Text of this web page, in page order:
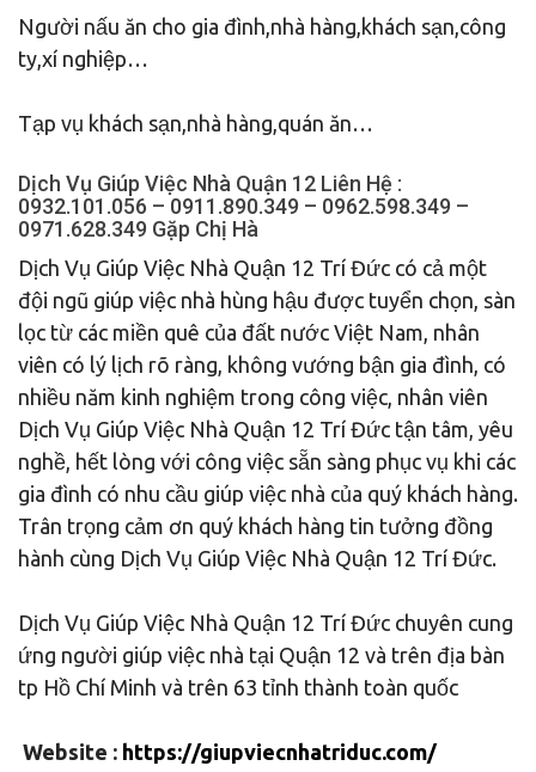
Người nấu ăn cho gia đình,nhà hàng,khách sạn,công
ty,xí nghiệp…
Tạp vụ khách sạn,nhà hàng,quán ăn…
Dịch Vụ Giúp Việc Nhà Quận 12 Liên Hệ :
0932.101.056 – 0911.890.349 – 0962.598.349 –
0971.628.349 Gặp Chị Hà
Dịch Vụ Giúp Việc Nhà Quận 12 Trí Đức có cả một
đội ngũ giúp việc nhà hùng hậu được tuyển chọn, sàn
lọc từ các miền quê của đất nước Việt Nam, nhân
viên có lý lịch rõ ràng, không vướng bận gia đình, có
nhiều năm kinh nghiệm trong công việc, nhân viên
Dịch Vụ Giúp Việc Nhà Quận 12 Trí Đức tận tâm, yêu
nghề, hết lòng với công việc sẵn sàng phục vụ khi các
gia đình có nhu cầu giúp việc nhà của quý khách hàng.
Trân trọng cảm ơn quý khách hàng tin tưởng đồng
hành cùng Dịch Vụ Giúp Việc Nhà Quận 12 Trí Đức.
Dịch Vụ Giúp Việc Nhà Quận 12 Trí Đức chuyên cung
ứng người giúp việc nhà tại Quận 12 và trên địa bàn
tp Hồ Chí Minh và trên 63 tỉnh thành toàn quốc
Website : https://giupviecnhatriduc.com/